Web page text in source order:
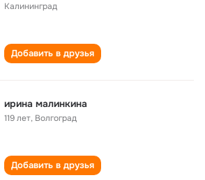
Калининград
Добавить в друзья
ирина малинкина
119 лет, Волгоград
Добавить в друзья